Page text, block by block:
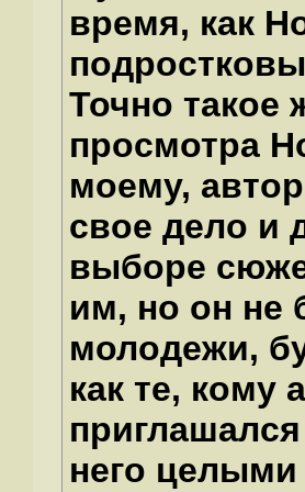
время, как
Точно
просмотра
моему,
свое дело и
выборе
им, но он не
молодежи,
как те, кому
него целыми